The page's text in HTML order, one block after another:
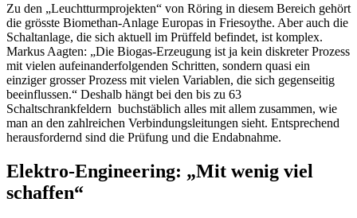
Zu den „Leuchtturmprojekten“ von Röring in diesem Bereich gehört
die grösste Biomethan-Anlage Europas in Friesoythe. Aber auch die
Schaltanlage, die sich aktuell im Prüffeld befindet, ist komplex.
Markus Aagten: „Die Biogas-Erzeugung ist ja kein diskreter Prozess
mit vielen aufeinanderfolgenden Schritten, sondern quasi ein
einziger grosser Prozess mit vielen Variablen, die sich gegenseitig
beeinflussen.“ Deshalb hängt bei den bis zu 63
Schaltschrankfeldern buchstäblich alles mit allem zusammen, wie
man an den zahlreichen Verbindungsleitungen sieht. Entsprechend
herausfordernd sind die Prüfung und die Endabnahme.
Elektro-Engineering: „Mit wenig viel
schaffen“